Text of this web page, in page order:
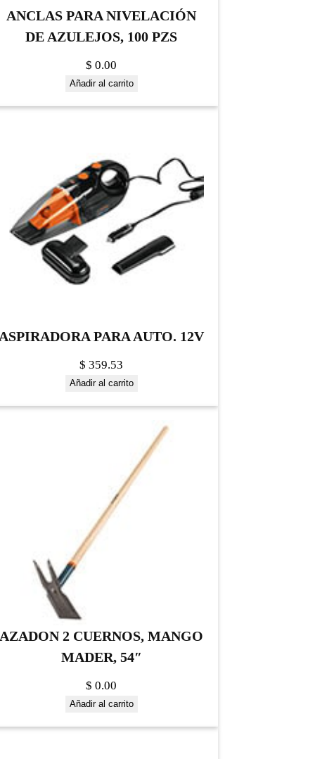
ANCLAS PARA NIVELACIÓN
DE AZULEJOS, 100 PZS
$ 0.00
Añadir al carrito
PARA AUTO. 12V
$ 359.53
Añadir al carrito
AZADON 2 CUERNOS, MANGO
MADER, 54″
$ 0.00
Añadir al carrito